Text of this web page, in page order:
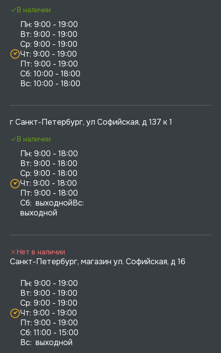
Пн: 9:00 - 19:00
Вт: 9:00 - 19:00
Ср: 9:00 - 19:00
Чт: 9:00 - 19:00
Пт: 9:00 - 19:00
Сб: 10:00 - 18:00
В наличии
г Санкт-Петербург, ул Софийская, д 137 к 1
Пн: 9:00 - 18:00
Вт: 9:00 - 18:00
Ср: 9:00 - 18:00
Чт: 9:00 - 18:00
Пт: 9:00 - 18:00
Сб:  выходнойВс:
выходной
В наличии
Санкт-Петербург, магазин ул. Софийская, д 16
Пн: 9:00 - 19:00
Вт: 9:00 - 19:00
Ср: 9:00 - 19:00
Чт: 9:00 - 19:00
Пт: 9:00 - 19:00
Сб: 11:00 - 15:00
Вс:  выходной
Нет в наличии